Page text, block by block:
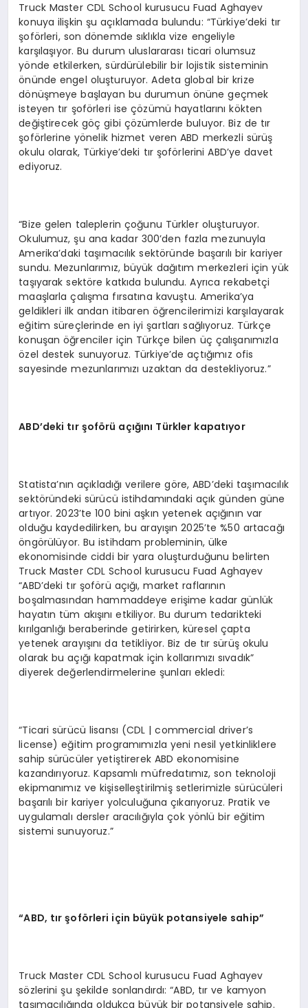
Truck Master CDL School kurusucu Fuad Aghayev
konuya ilişkin şu açıklamada bulundu: “Türkiye’deki tır
şoförleri, son dönemde sıklıkla vize engeliyle
karşılaşıyor. Bu durum uluslararası ticari olumsuz
yönde etkilerken, sürdürülebilir bir lojistik sisteminin
önünde engel oluşturuyor. Adeta global bir krize
dönüşmeye başlayan bu durumun önüne geçmek
isteyen tır şoförleri ise çözümü hayatlarını kökten
değiştirecek göç gibi çözümlerde buluyor. Biz de tır
şoförlerine yönelik hizmet veren ABD merkezli sürüş
okulu olarak, Türkiye’deki tır şoförlerini ABD’ye davet
ediyoruz.
“Bize gelen taleplerin çoğunu Türkler oluşturuyor.
Okulumuz, şu ana kadar 300’den fazla mezunuyla
Amerika’daki taşımacılık sektöründe başarılı bir kariyer
sundu. Mezunlarımız, büyük dağıtım merkezleri için yük
taşıyarak sektöre katkıda bulundu. Ayrıca rekabetçi
maaşlarla çalışma fırsatına kavuştu. Amerika’ya
geldikleri ilk andan itibaren öğrencilerimizi karşılayarak
eğitim süreçlerinde en iyi şartları sağlıyoruz. Türkçe
konuşan öğrenciler için Türkçe bilen üç çalışanımızla
özel destek sunuyoruz. Türkiye’de açtığımız ofis
sayesinde mezunlarımızı uzaktan da destekliyoruz.”
ABD’deki tır şoförü açığını Türkler kapatıyor
Statista’nın açıkladığı verilere göre, ABD’deki taşımacılık
sektöründeki sürücü istihdamındaki açık günden güne
artıyor. 2023’te 100 bini aşkın yetenek açığının var
olduğu kaydedilirken, bu arayışın 2025’te %50 artacağı
öngörülüyor. Bu istihdam probleminin, ülke
ekonomisinde ciddi bir yara oluşturduğunu belirten
Truck Master CDL School kurusucu Fuad Aghayev
“ABD’deki tır şoförü açığı, market raflarının
boşalmasından hammaddeye erişime kadar günlük
hayatın tüm akışını etkiliyor. Bu durum tedarikteki
kırılganlığı beraberinde getirirken, küresel çapta
yetenek arayışını da tetikliyor. Biz de tır sürüş okulu
olarak bu açığı kapatmak için kollarımızı sıvadık”
diyerek değerlendirmelerine şunları ekledi:
“Ticari sürücü lisansı (CDL | commercial driver’s
license) eğitim programımızla yeni nesil yetkinliklere
sahip sürücüler yetiştirerek ABD ekonomisine
kazandırıyoruz. Kapsamlı müfredatımız, son teknoloji
ekipmanımız ve kişiselleştirilmiş setlerimizle sürücüleri
başarılı bir kariyer yolculuğuna çıkarıyoruz. Pratik ve
uygulamalı dersler aracılığıyla çok yönlü bir eğitim
sistemi sunuyoruz.”
“ABD, tır şoförleri için büyük potansiyele sahip”
Truck Master CDL School kurusucu Fuad Aghayev
sözlerini şu şekilde sonlandırdı: “ABD, tır ve kamyon
taşımacılığında oldukça büyük bir potansiyele sahip.